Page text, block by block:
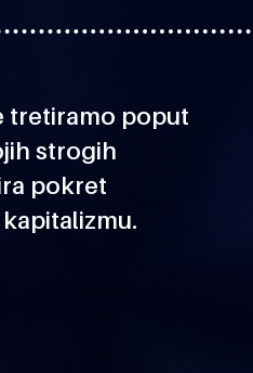
tretiramo poput
strogih
pokret